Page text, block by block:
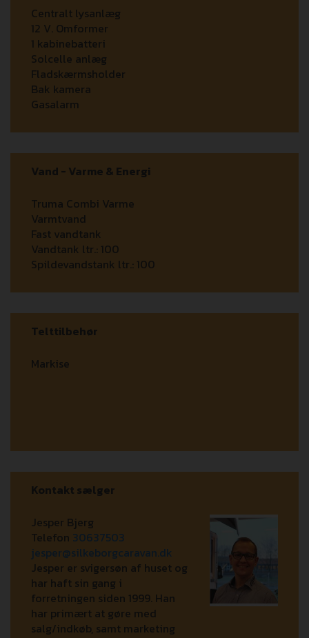
Centralt lysanlæg
12 V. Omformer
1 kabinebatteri
Solcelle anlæg
Fladskærmsholder
Bak kamera
Gasalarm
Vand - Varme & Energi
Truma Combi Varme
Varmtvand
Fast vandtank
Vandtank ltr.: 100
Spildevandstank ltr.: 100
Telttilbehør
Markise
Kontakt sælger
Jesper Bjerg
Telefon 30637503
jesper@silkeborgcaravan.dk
Jesper er svigersøn af huset og
har haft sin gang i
forretningen siden 1999. Han
har primært at gøre med
salg/indkøb, samt marketing